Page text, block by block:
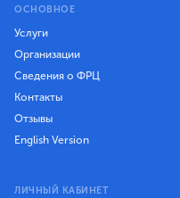
ОСНОВНОЕ
Услуги
Организации
Сведения о ФРЦ
Контакты
Отзывы
English Version
ЛИЧНЫЙ КАБИНЕТ